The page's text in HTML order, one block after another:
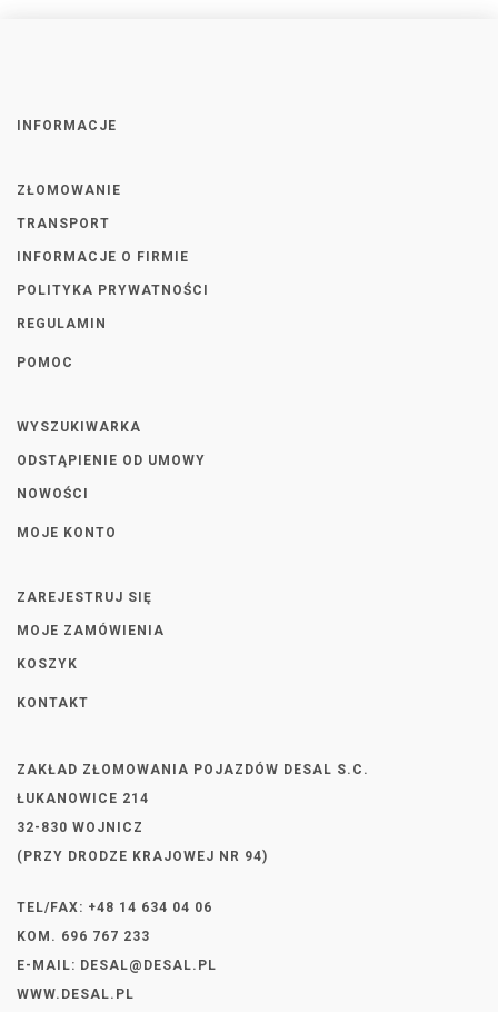
INFORMACJE
ZŁOMOWANIE
TRANSPORT
INFORMACJE O FIRMIE
POLITYKA PRYWATNOŚCI
REGULAMIN
POMOC
WYSZUKIWARKA
ODSTĄPIENIE OD UMOWY
NOWOŚCI
MOJE KONTO
ZAREJESTRUJ SIĘ
MOJE ZAMÓWIENIA
KOSZYK
KONTAKT
ZAKŁAD ZŁOMOWANIA POJAZDÓW DESAL S.C.
ŁUKANOWICE 214
32-830 WOJNICZ
(PRZY DRODZE KRAJOWEJ NR 94)
TEL/FAX: +48 14 634 04 06
KOM. 696 767 233
E-MAIL: DESAL@DESAL.PL
WWW.DESAL.PL